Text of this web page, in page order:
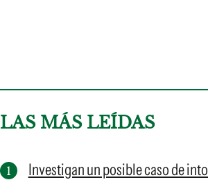
LAS MÁS LEÍDAS
Investigan un posible caso de